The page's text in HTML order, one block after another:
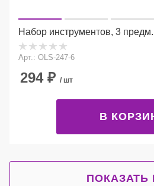
Набор инструментов, 3
Арт.: OLS-247-6
294₽ / шт
В
ПОКАЗАТЬ